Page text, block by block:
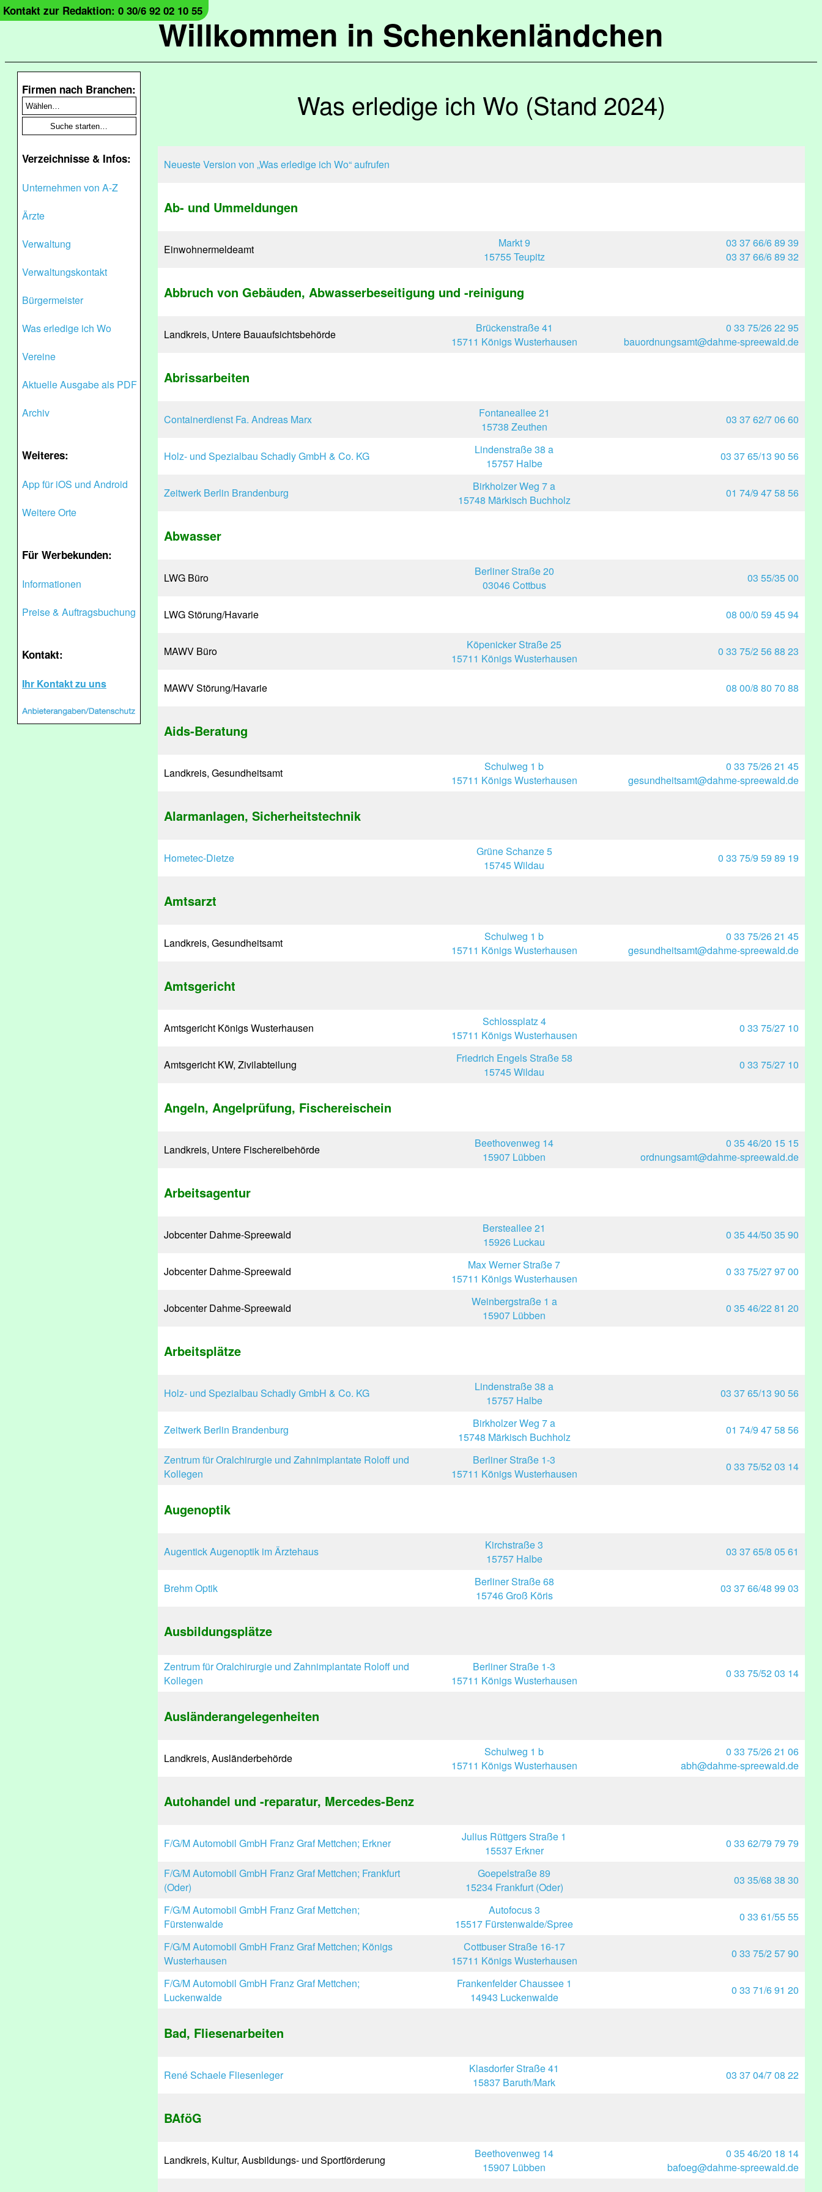
Willkommen in Schenkenländchen
Kontakt zur Redaktion: 0 30/6 92 02 10 55
Firmen nach Branchen:
Verzeichnisse & Infos:
Unternehmen von A-Z
Ärzte
Verwaltung
Verwaltungskontakt
Bürgermeister
Was erledige ich Wo
Vereine
Aktuelle Ausgabe als PDF
Archiv
Weiteres:
App für iOS und Android
Weitere Orte
Für Werbekunden:
Informationen
Preise & Auftragsbuchung
Kontakt:
Ihr Kontakt zu uns
Was erledige ich Wo (Stand 2024)
Neueste Version von „Was erledige ich Wo“ aufrufen
Ab- und Ummeldungen
Einwohnermeldeamt
Markt 9
15755 Teupitz
03 37 66/6 89 39
03 37 66/6 89 32
Abbruch von Gebäuden, Abwasserbeseitigung und -reinigung
Landkreis, Untere Bauaufsichtsbehörde
Brückenstraße 41
15711 Königs Wusterhausen
0 33 75/26 22 95
bauordnungsamt@dahme-spreewald.de
Abrissarbeiten
Containerdienst Fa. Andreas Marx
Fontaneallee 21
15738 Zeuthen
03 37 62/7 06 60
Holz- und Spezialbau Schadly GmbH & Co. KG
Lindenstraße 38 a
15757 Halbe
03 37 65/13 90 56
Zeitwerk Berlin Brandenburg
Birkholzer Weg 7 a
15748 Märkisch Buchholz
01 74/9 47 58 56
Abwasser
LWG Büro
Berliner Straße 20
03046 Cottbus
03 55/35 00
LWG Störung/Havarie 08 00/0 59 45 94
MAWV Büro
Köpenicker Straße 25
15711 Königs Wusterhausen
0 33 75/2 56 88 23
MAWV Störung/Havarie 08 00/8 80 70 88
Aids-Beratung
Landkreis, Gesundheitsamt
Schulweg 1 b
15711 Königs Wusterhausen
0 33 75/26 21 45
gesundheitsamt@dahme-spreewald.de
Alarmanlagen, Sicherheitstechnik
Hometec-Dietze
Grüne Schanze 5
15745 Wildau
0 33 75/9 59 89 19
Amtsarzt
Landkreis, Gesundheitsamt
Schulweg 1 b
15711 Königs Wusterhausen
0 33 75/26 21 45
gesundheitsamt@dahme-spreewald.de
Amtsgericht
Amtsgericht Königs Wusterhausen
Schlossplatz 4
15711 Königs Wusterhausen
0 33 75/27 10
Amtsgericht KW, Zivilabteilung
Friedrich Engels Straße 58
15745 Wildau
0 33 75/27 10
Angeln, Angelprüfung, Fischereischein
Landkreis, Untere Fischereibehörde
Beethovenweg 14
15907 Lübben
0 35 46/20 15 15
ordnungsamt@dahme-spreewald.de
Arbeitsagentur
Jobcenter Dahme-Spreewald
Bersteallee 21
15926 Luckau
0 35 44/50 35 90
Jobcenter Dahme-Spreewald
Max Werner Straße 7
15711 Königs Wusterhausen
0 33 75/27 97 00
Jobcenter Dahme-Spreewald
Weinbergstraße 1 a
15907 Lübben
0 35 46/22 81 20
Arbeitsplätze
Holz- und Spezialbau Schadly GmbH & Co. KG
Lindenstraße 38 a
15757 Halbe
03 37 65/13 90 56
Zeitwerk Berlin Brandenburg
Birkholzer Weg 7 a
15748 Märkisch Buchholz
01 74/9 47 58 56
Zentrum für Oralchirurgie und Zahnimplantate Roloff und
Kollegen
Berliner Straße 1-3
15711 Königs Wusterhausen
0 33 75/52 03 14
Augenoptik
Augentick Augenoptik im Ärztehaus
Kirchstraße 3
15757 Halbe
03 37 65/8 05 61
Brehm Optik
Berliner Straße 68
15746 Groß Köris
03 37 66/48 99 03
Ausbildungsplätze
Zentrum für Oralchirurgie und Zahnimplantate Roloff und
Kollegen
Berliner Straße 1-3
15711 Königs Wusterhausen
0 33 75/52 03 14
Ausländerangelegenheiten
Landkreis, Ausländerbehörde
Schulweg 1 b
15711 Königs Wusterhausen
0 33 75/26 21 06
abh@dahme-spreewald.de
Autohandel und -reparatur, Mercedes-Benz
F/G/M Automobil GmbH Franz Graf Mettchen; Erkner
Julius Rüttgers Straße 1
15537 Erkner
0 33 62/79 79 79
F/G/M Automobil GmbH Franz Graf Mettchen; Frankfurt
(Oder)
Goepelstraße 89
15234 Frankfurt (Oder)
03 35/68 38 30
F/G/M Automobil GmbH Franz Graf Mettchen;
Fürstenwalde
Autofocus 3
15517 Fürstenwalde/Spree
0 33 61/55 55
F/G/M Automobil GmbH Franz Graf Mettchen; Königs
Wusterhausen
Cottbuser Straße 16-17
15711 Königs Wusterhausen
0 33 75/2 57 90
F/G/M Automobil GmbH Franz Graf Mettchen;
Luckenwalde
Frankenfelder Chaussee 1
14943 Luckenwalde
0 33 71/6 91 20
Bad, Fliesenarbeiten
René Schaele Fliesenleger
Klasdorfer Straße 41
15837 Baruth/Mark
03 37 04/7 08 22
BAföG
Landkreis, Kultur, Ausbildungs- und Sportförderung
Beethovenweg 14
15907 Lübben
0 35 46/20 18 14
bafoeg@dahme-spreewald.de